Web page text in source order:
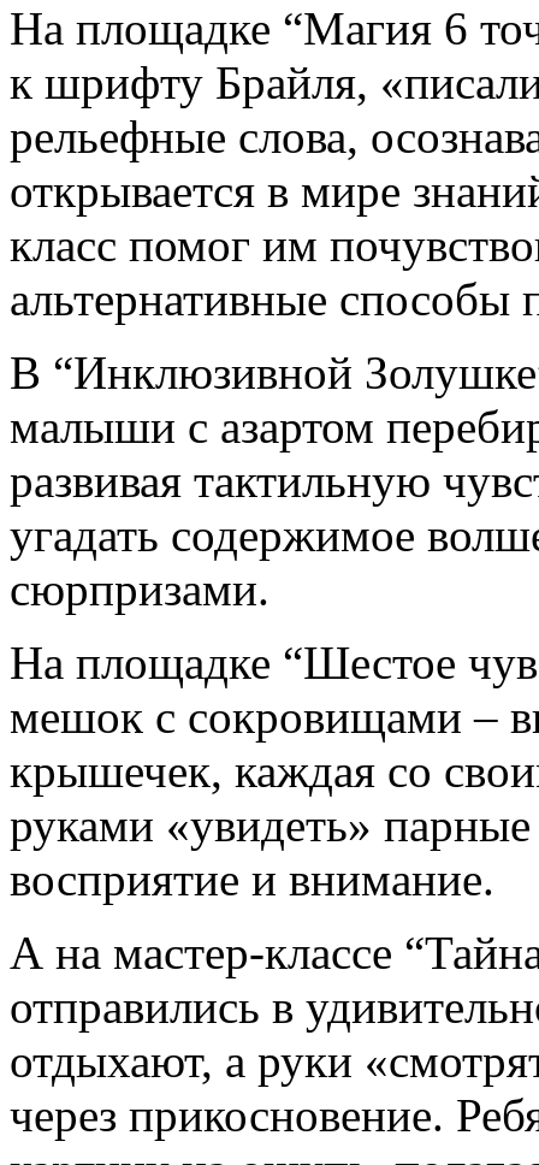
На площадке “Магия 6
к шрифту Брайля,
рельефные слова,
открывается в мире
класс помог им
альтернативные
В “Инклюзивной
малыши с азартом
развивая тактильную
угадать содержимое
сюрпризами.
На площадке “Шестое
мешок с сокровищами –
крышечек, каждая со
руками «увидеть»
восприятие и внимание.
А на мастер-классе
отправились в
отдыхают, а руки
через прикосновение.